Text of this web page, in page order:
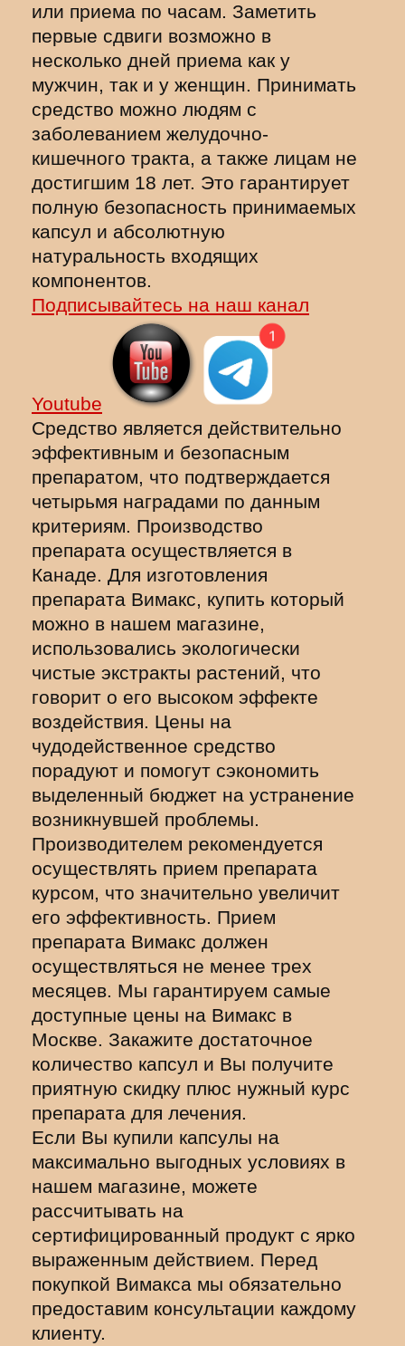
или приема по часам. Заметить
первые сдвиги возможно в
несколько дней приема как у
мужчин, так и у женщин. Принимать
средство можно людям с
заболеванием желудочно-
кишечного тракта, а также лицам не
достигшим 18 лет. Это гарантирует
полную безопасность принимаемых
капсул и абсолютную
натуральность входящих
компонентов.
Подписывайтесь на наш канал
Youtube
Средство является действительно
эффективным и безопасным
препаратом, что подтверждается
четырьмя наградами по данным
критериям. Производство
препарата осуществляется в
Канаде. Для изготовления
препарата Вимакс, купить который
можно в нашем магазине,
использовались экологически
чистые экстракты растений, что
говорит о его высоком эффекте
воздействия. Цены на
чудодейственное средство
порадуют и помогут сэкономить
выделенный бюджет на устранение
возникнувшей проблемы.
Производителем рекомендуется
осуществлять прием препарата
курсом, что значительно увеличит
его эффективность. Прием
препарата Вимакс должен
осуществляться не менее трех
месяцев. Мы гарантируем самые
доступные цены на Вимакс в
Москве. Закажите достаточное
количество капсул и Вы получите
приятную скидку плюс нужный курс
препарата для лечения.
Если Вы купили капсулы на
максимально выгодных условиях в
нашем магазине, можете
рассчитывать на
сертифицированный продукт с ярко
выраженным действием. Перед
покупкой Вимакса мы обязательно
предоставим консультации каждому
клиенту.